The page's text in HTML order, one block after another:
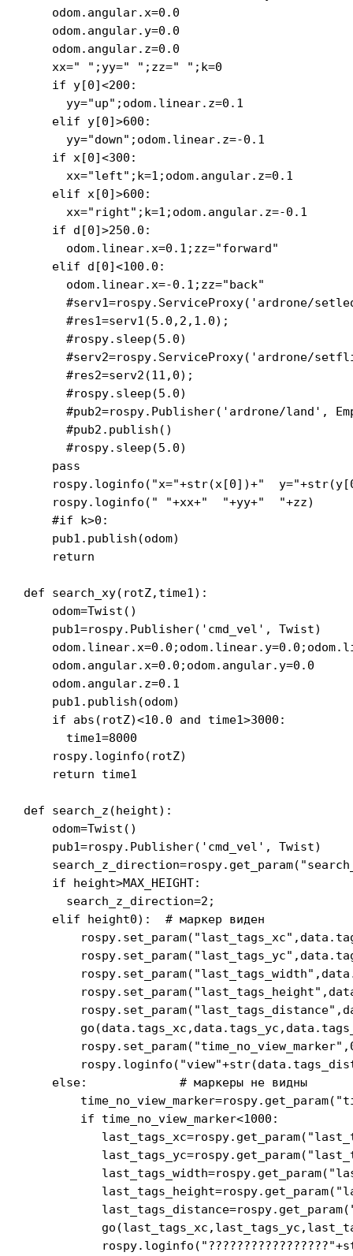
    odom.angular.x=0.0
    odom.angular.y=0.0
    odom.angular.z=0.0
    xx=" ";yy=" ";zz=" ";k=0
    if y[0]<200:
      yy="up";odom.linear.z=0.1
    elif y[0]>600:
      yy="down";odom.linear.z=-0.1
    if x[0]<300:
      xx="left";k=1;odom.angular.z=0.1
    elif x[0]>600:
      xx="right";k=1;odom.angular.z=-0.1
    if d[0]>250.0:
      odom.linear.x=0.1;zz="forward"
    elif d[0]<100.0:
      odom.linear.x=-0.1;zz="back"
#serv1=rospy.ServiceProxy('ardrone/
      #res1=serv1(5.0,2,1.0);
      #rospy.sleep(5.0)
#serv2=rospy.ServiceProxy('ardrone/
      #res2=serv2(11,0);
      #rospy.sleep(5.0)
#pub2=rospy.Publisher('ardrone/land',
      #pub2.publish()
      #rospy.sleep(5.0)
    pass
rospy.loginfo("x="+str(x[0])+"
    rospy.loginfo(" "+xx+"  "+yy+"  "+zz)
    #if k>0:
    pub1.publish(odom)
    return
def search_xy(rotZ,time1):
    odom=Twist()
    pub1=rospy.Publisher('cmd_vel', Twist)
    odom.angular.x=0.0;odom.angular.y=0.0
    odom.angular.z=0.1
    pub1.publish(odom)
    if abs(rotZ)<10.0 and time1>3000:
      time1=8000
    rospy.loginfo(rotZ)
    return time1
def search_z(height):
    odom=Twist()
    pub1=rospy.Publisher('cmd_vel', Twist)
    if height>MAX_HEIGHT:
      search_z_direction=2;
    elif height
0):  # маркер виден
    else:             # маркеры не видны
        if time_no_view_marker<1000: